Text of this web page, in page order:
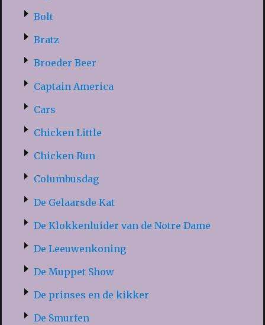
Bolt
Bratz
Broeder Beer
Captain America
Cars
Chicken Little
Chicken Run
Columbusdag
De Gelaarsde Kat
De Klokkenluider van de Notre Dame
De Leeuwenkoning
De Muppet Show
De prinses en de kikker
De Smurfen